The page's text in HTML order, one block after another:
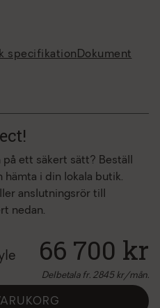
specifikation Dokument
ett säkert sätt? Beställ
hämta i din lokala butik.
anslutningsrör till
nedan.
66 700 kr
Delbetala fr. 2845 kr/mån.